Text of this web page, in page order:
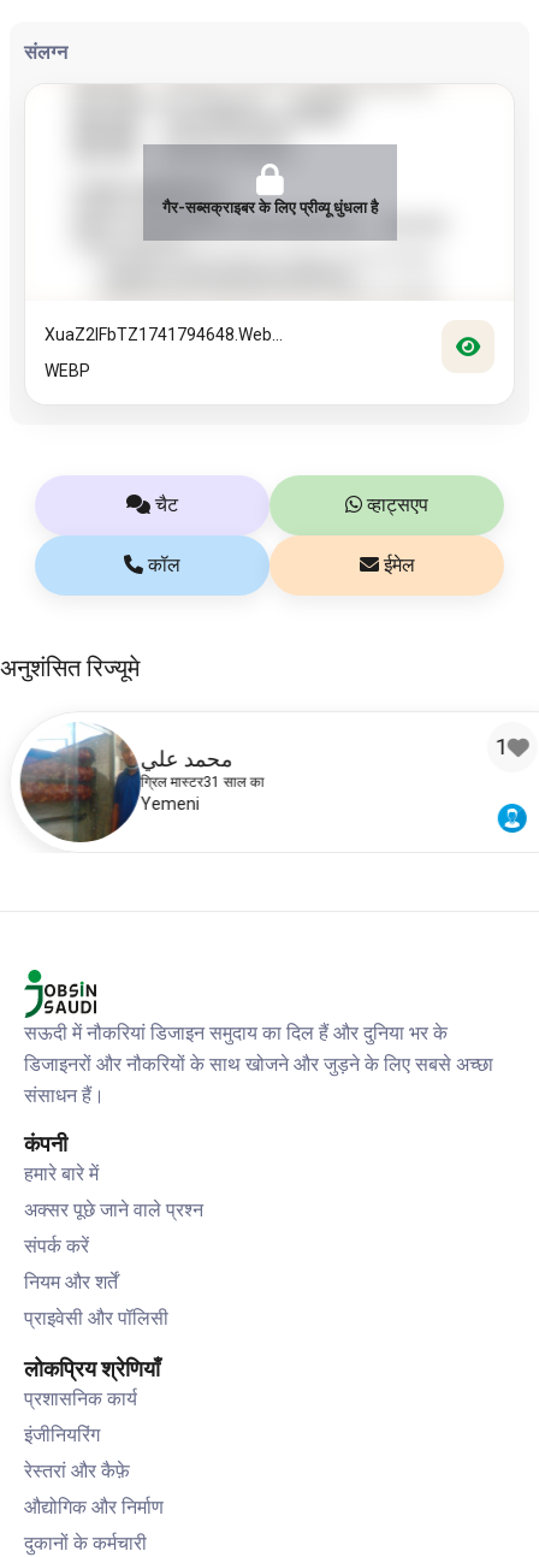
संलग्न
गैर-सब्सक्राइबर के लिए प्रीव्यू धुंधला है
XuaZ2lFbTZ1741794648.web...
WEBP
चैट व्हाट्सएप
कॉल ईमेल
अनुशंसित रिज्यूमे
محمد علي
ग्रिल मास्टर31 साल का
Yemeni
1
सऊदी में नौकरियां डिजाइन समुदाय का दिल हैं और दुनिया भर के
डिजाइनरों और नौकरियों के साथ खोजने और जुड़ने के लिए सबसे अच्छा
संसाधन हैं।
कंपनी
हमारे बारे में
अक्सर पूछे जाने वाले प्रश्न
संपर्क करें
नियम और शर्तें
प्राइवेसी और पॉलिसी
लोकप्रिय श्रेणियाँ
प्रशासनिक कार्य
इंजीनियरिंग
रेस्तरां और कैफ़े
औद्योगिक और निर्माण
दुकानों के कर्मचारी